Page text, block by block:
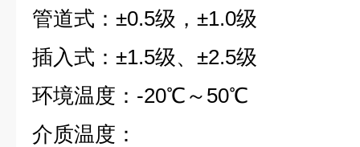
管道式：±0.5级，±1.0级
插入式：±1.5级、±2.5级
环境温度：-20℃～50℃
介质温度：